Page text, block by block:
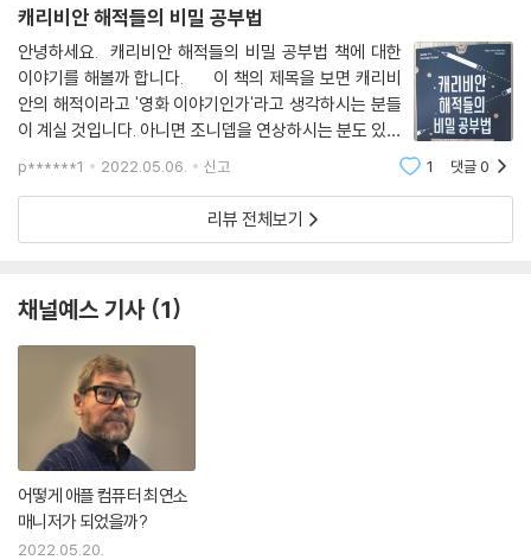
7. 스토리 : 이야기는 내가 무언가를 이해하는 방식이다.
8. 아이디어 비교 : 반대로 생각하면 더 나은 아이디어로 이어지기도 한다.
9. 다른 사람들의 생각 : 다른 사람들의 생각은 나의 사고를 훈련시키며, 사
람들은 내가 무언
가를 잘 해내면 박수를 보내기도 한다.
10. 언어와 그림 : 이것은 나의 생각을 위한 하나의 공간을 만들어준다.
11. 시스템 사고 : 이것은 복잡한 내용을 좀 더 단순하게 만들어준다. 시스
템 사고를 함으로써 나는 더욱 빠르게 학습할 수 있다.
이 어떻게 타고난 호기심과 열정을 기를 수 있는지 자신의 사례를 통해 보
여준다.
▶ 역사상 위대한 ‘캐리비안의 해적들’
- 마크 트웨인, 빈센트 반 고흐, 찰스 다윈
마크 트웨인(Mark Twain)이라는 이름으로 널리 알려진 새뮤얼 클레멘스
(Samuel Clemens)는 학교를 다니는 것보다는 숲과 강물을 따라 거닐
며 놀기를 좋아했다. 열한 살 때 아버지가 돌아가시자 곧이어 학교를 그만
두고 여러 직업을 거치며 경제적으로 어려움을 겪었으나, 그가 세상을 떠
캐리비안 해적들의 비밀 공부법
안녕하세요. 캐리비안 해적들의 비밀 공부법 책에 대한
이야기를 해볼까 합니다. 이 책의 제목을 보면 캐리비
안의 해적이라고 '영화 이야기인가'라고 생각하시는 분들
이 계실 것입니다. 아니면 조니뎁을 연상하시는 분도 있으
리라 생각합니다. 하지만 이 책은 영화 이야기도 아닌 그
영화에 출연하는 배우 이야기도 아닙니다. 캐리비안 해
적처럼 거침없이 자신의 인생을
p******1 2022.05.06. 신고 1 댓글0
리뷰 전체보기
채널예스 기사 1
어떻게 애플 컴퓨터 최연소
매니저가 되었을까?
2022.05.20.